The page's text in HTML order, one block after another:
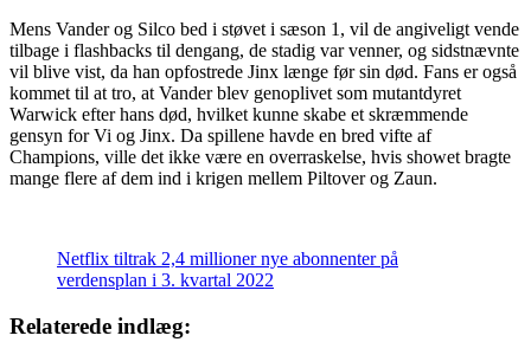
Mens Vander og Silco bed i støvet i sæson 1, vil de angiveligt vende
tilbage i flashbacks til dengang, de stadig var venner, og sidstnævnte
vil blive vist, da han opfostrede Jinx længe før sin død. Fans er også
kommet til at tro, at Vander blev genoplivet som mutantdyret
Warwick efter hans død, hvilket kunne skabe et skræmmende
gensyn for Vi og Jinx. Da spillene havde en bred vifte af
Champions, ville det ikke være en overraskelse, hvis showet bragte
mange flere af dem ind i krigen mellem Piltover og Zaun.
Netflix tiltrak 2,4 millioner nye abonnenter på
verdensplan i 3. kvartal 2022
Relaterede indlæg: